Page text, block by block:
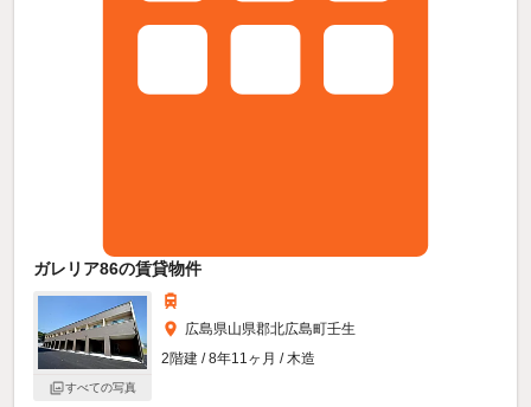
ガレリア86の賃貸物件
すべての写真
広島県山県郡北広島町壬生
2階建 / 8年11ヶ月 / 木造